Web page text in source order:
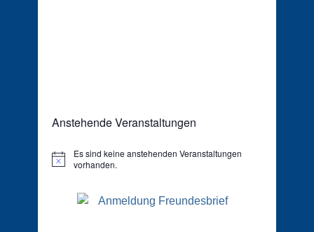
Anstehende Veranstaltungen
Hinweis
Es sind keine anstehenden Veranstaltungen
vorhanden.